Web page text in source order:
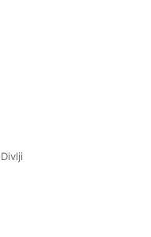
Divlji